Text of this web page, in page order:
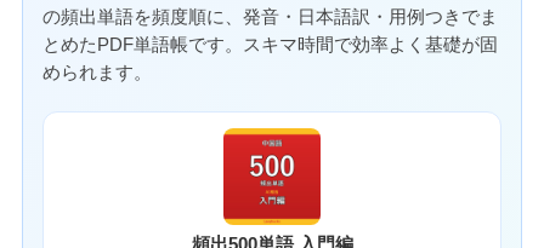
の頻出単語を頻度順に、発音・日本語訳・用例つきでま
とめたPDF単語帳です。スキマ時間で効率よく基礎が固
められます。